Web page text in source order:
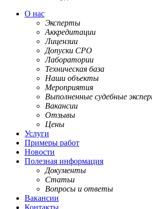
О нас
Эксперты
Аккредитации
Лицензии
Допуски СРО
Лаборатории
Техническая база
Наши объекты
Мероприятия
Выполненные судебные
Вакансии
Отзывы
Цены
Услуги
Примеры работ
Новости
Полезная информация
Документы
Статьи
Вопросы и ответы
Вакансии
Контакты